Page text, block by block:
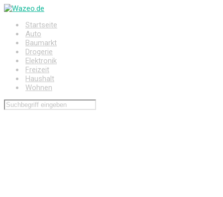
Zum
springenStartseite
Auto
Baumarkt
Drogerie
Elektronik
Freizeit
Haushalt
Wohnen